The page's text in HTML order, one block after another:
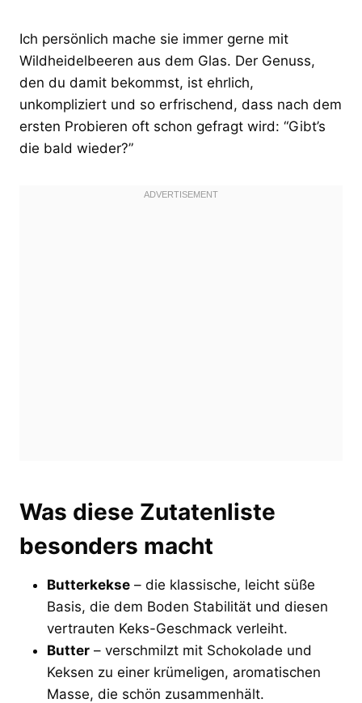
Ich persönlich mache sie immer gerne mit
Wildheidelbeeren aus dem Glas. Der Genuss,
den du damit bekommst, ist ehrlich,
unkompliziert und so erfrischend, dass nach dem
ersten Probieren oft schon gefragt wird: “Gibt’s
die bald wieder?”
Was diese Zutatenliste
besonders macht
Butterkekse – die klassische, leicht süße
Basis, die dem Boden Stabilität und diesen
vertrauten Keks-Geschmack verleiht.
Butter – verschmilzt mit Schokolade und
Keksen zu einer krümeligen, aromatischen
Masse, die schön zusammenhält.